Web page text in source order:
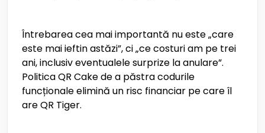
Întrebarea cea mai importantă nu este „care
este mai ieftin astăzi”, ci „ce costuri am pe trei
ani, inclusiv eventualele surprize la anulare”.
Politica QR Cake de a păstra codurile
funcționale elimină un risc financiar pe care îl
are QR Tiger.